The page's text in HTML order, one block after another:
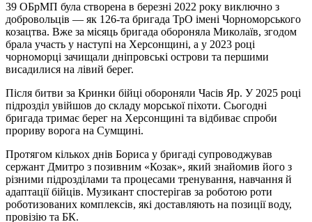
39 ОБрМП була створена в березні 2022 року виключно з
добровольців — як 126-та бригада ТрО імені Чорноморського
козацтва. Вже за місяць бригада обороняла Миколаїв, згодом
брала участь у наступі на Херсонщині, а у 2023 році
чорноморці зачищали дніпровські острови та першими
висадилися на лівий берег.
Після битви за Кринки бійці обороняли Часів Яр. У 2025 році
підрозділ увійшов до складу морської піхоти. Сьогодні
бригада тримає берег на Херсонщині та відбиває спроби
прориву ворога на Сумщині.
Протягом кількох днів Бориса у бригаді супроводжував
сержант Дмитро з позивним «Козак», який знайомив його з
різними підрозділами та процесами тренування, навчання й
адаптації бійців. Музикант спостерігав за роботою роти
роботизованих комплексів, які доставляють на позиції воду,
провізію та БК.